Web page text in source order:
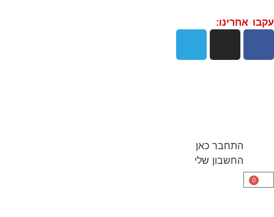
עקבו אחרינו:
התחבר כאן
החשבון שלי
0